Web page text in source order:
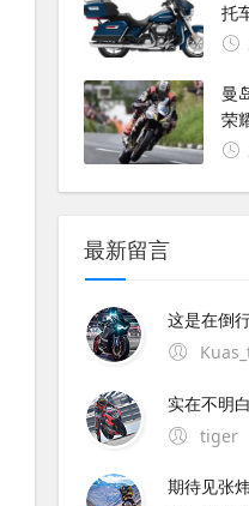
托
曼
荣
最新留言
这是在倒
tiger
期待见张